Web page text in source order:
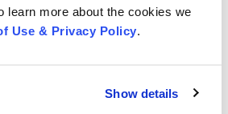
learn more about the cookies we
Use & Privacy Policy.
Show details
contacte a: